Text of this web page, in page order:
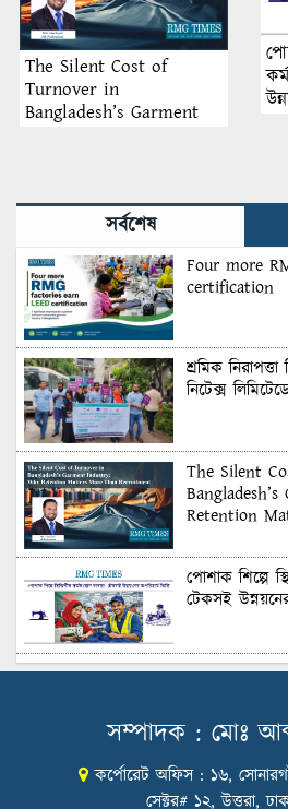
The Silent Cost of
Turnover in
Bangladesh’s Garment
সর্বশেষ
Four more
certification
শ্রমিক
নিটেক্স
The Silent
Retention
পোশাক শিল্পে
টেকসই
শুল্কের দেয়াল
Honoring
Fashion Ltd.
সম্পাদক : মোঃ
কর্পোরেট অফিস : ১৬,
সেক্টর# ১২, উত্তরা,